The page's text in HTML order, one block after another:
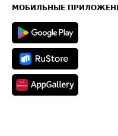
Техническая информация
МОБИЛЬНЫЕ